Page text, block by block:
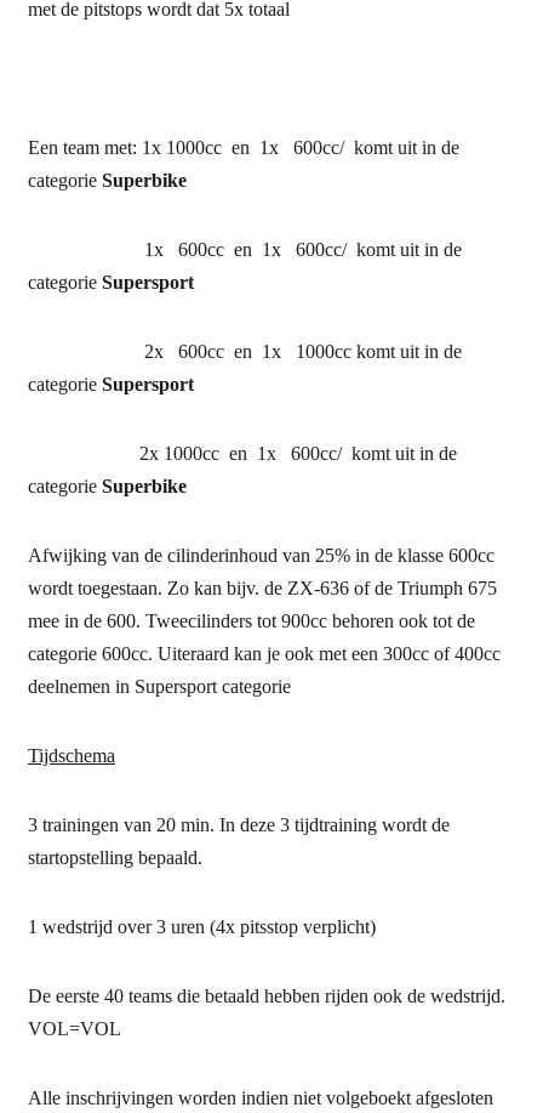
met de pitstops wordt dat 5x totaal
Een team met: 1x 1000cc en 1x 600cc/ komt uit in de
categorie Superbike
1x 600cc en 1x 600cc/ komt uit in de
categorie Supersport
2x 600cc en 1x 1000cc komt uit in de
categorie Supersport
2x 1000cc en 1x 600cc/ komt uit in de
categorie Superbike
Afwijking van de cilinderinhoud van 25% in de klasse 600cc
wordt toegestaan. Zo kan bijv. de ZX-636 of de Triumph 675
mee in de 600. Tweecilinders tot 900cc behoren ook tot de
categorie 600cc. Uiteraard kan je ook met een 300cc of 400cc
deelnemen in Supersport categorie
Tijdschema
3 trainingen van 20 min. In deze 3 tijdtraining wordt de
startopstelling bepaald.
1 wedstrijd over 3 uren (4x pitsstop verplicht)
De eerste 40 teams die betaald hebben rijden ook de wedstrijd.
VOL=VOL
Alle inschrijvingen worden indien niet volgeboekt afgesloten